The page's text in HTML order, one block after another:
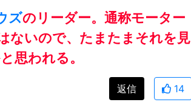
ズのリーダー。通称モーター
ないので、たまたまそれを見
思われる。
返信 14